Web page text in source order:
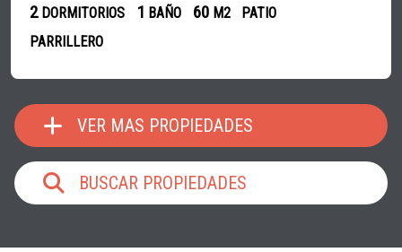
2DORMITORIOS 1 BAÑO 60 M2
PATIO
PARRILLERO
VER MAS PROPIEDADES
BUSCAR PROPIEDADES